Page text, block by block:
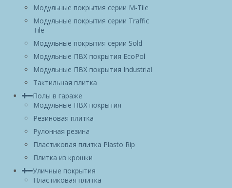
Модульные покрытия серии M-Tile
Модульные покрытия серии Traffic
Tile
Модульные покрытия серии Sold
Модульные ПВХ покрытия EcoPol
Модульные ПВХ покрытия Industrial
Тактильная плитка
Полы в гараже
Модульные ПВХ покрытия
Резиновая плитка
Рулонная резина
Пластиковая плитка Plasto Rip
Плитка из крошки
Уличные покрытия
Пластиковая плитка